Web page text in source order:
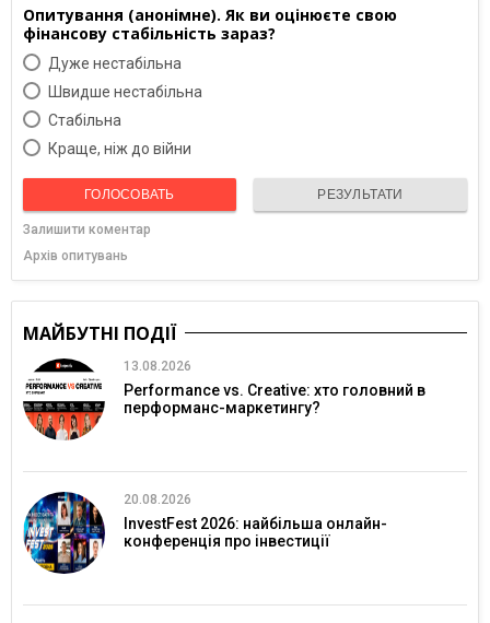
Опитування (анонімне). Як ви оцінюєте свою
фінансову стабільність зараз?
Дуже нестабільна
Швидше нестабільна
Cтабільна
Краще, ніж до війни
ГОЛОСОВАТЬ РЕЗУЛЬТАТИ
Залишити коментар
Архів опитувань
МАЙБУТНІ ПОДІЇ
13.08.2026
Performance vs. Creative: хто головний в
перформанс-маркетингу?
20.08.2026
InvestFest 2026: найбільша онлайн-
конференція про інвестиції